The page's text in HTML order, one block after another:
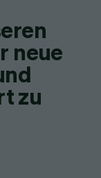
neue
zu